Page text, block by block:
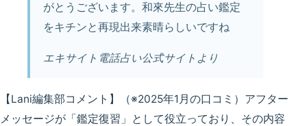
がとうございます。和來先生の占い鑑定
をキチンと再現出来素晴らしいですね
エキサイト電話占い公式サイトより
【Lani編集部コメント】
（※2025年1月の口コミ）アフター
メッセージが「鑑定復習」として役立っており、その内容